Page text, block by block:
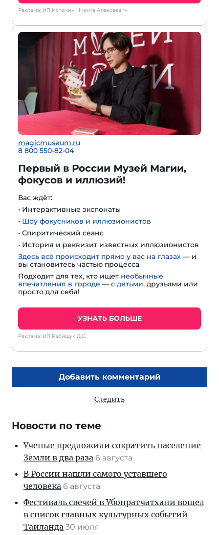
Реклама: ИП Истомин Никита Алексеевич
magicmuseum.ru
8 800 550-82-04
Первый в России Музей Магии,
фокусов и иллюзий!
Вас ждёт:
• Интерактивные экспонаты
• Шоу фокусников и иллюзионистов
• Спиритический сеанс
• История и реквизит известных иллюзионистов
Здесь всё происходит прямо у вас на глазах — и
вы становитесь частью процесса
Подходит для тех, кто ищет необычные
впечатления в городе — с детьми, друзьями или
просто для себя!
УЗНАТЬ БОЛЬШЕ
Реклама: ИП Рабищук Д.С.
Добавить комментарий
Следить
Новости по теме
Ученые предложили сократить население
Земли в два раза 6 августа
В России нашли самого уставшего
человека 6 августа
Фестиваль свечей в Убонратчатхани вошел
в список главных культурных событий
Таиланда 30 июля